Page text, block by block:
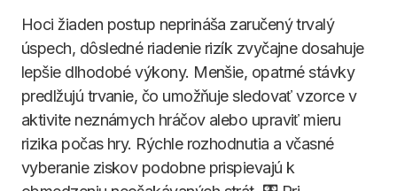
Hoci žiaden postup neprináša zaručený trvalý
úspech, dôsledné riadenie rizík zvyčajne dosahuje
lepšie dlhodobé výkony. Menšie, opatrné stávky
predlžujú trvanie, čo umožňuje sledovať vzorce v
aktivite neznámych hráčov alebo upraviť mieru
rizika počas hry. Rýchle rozhodnutia a včasné
vyberanie ziskov podobne prispievajú k